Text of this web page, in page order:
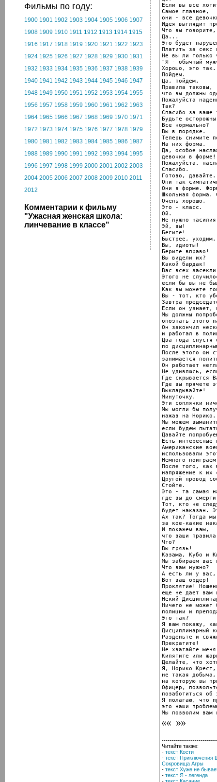
Фильмы по году:
1900 1901 1902 1903 1904 1905 1906 1907
1908 1909 1910 1911 1912 1913 1914 1915
1916 1917 1918 1919 1920 1921 1922 1923
1924 1925 1926 1927 1928 1929 1930 1931
1932 1933 1934 1935 1936 1937 1938 1939
1940 1941 1942 1943 1944 1945 1946 1947
1948 1949 1950 1951 1952 1953 1954 1955
1956 1957 1958 1959 1960 1961 1962 1963
1964 1965 1966 1967 1968 1969 1970 1971
1972 1973 1974 1975 1976 1977 1978 1979
1980 1981 1982 1983 1984 1985 1986 1987
1988 1989 1990 1991 1992 1993 1994 1995
1996 1997 1998 1999 2000 2001 2002 2003
2004 2005 2006 2007 2008 2009 2010 2011
2012
Комментарии к фильму
"Ужасная женская школа:
линчевание в классе"
Если вы все
Самое главное,
они - все
Идея выглядит
Что вы говорите,
Да...
Это будет
Платить за секс
Не вы ли только
"Я - обычный
Хорошо, это так.
Пойдем.
Да, пойдем.
Правила таковы,
что вы должны
Пожалуйста
Так?
Спасибо за ваше
Будьте
Все нормально?
Вы в порядке.
Теперь снимите
На них форма.
Да, особое
девочки в форме!
Пожалуйста,
Спасибо.
Готово, давайте.
Они так
Они в форме.
Школьная форма.
Очень хорошо.
Это - класс.
Ой.
Не нужно
Эй, вы!
Бегите!
Быстрее,
Вы, идиоты!
Берите вправо!
Вы видели их?
Какой бардак!
Вас всех
Этого не
если бы вы не
Как вы можете
Вы - тот, кто
Завтра
Если он узнает,
Мы должны
опознать этого
Он закончил
и работал в
Два года спустя
по
После этого он
занимается
Он работает
Не удивлюсь,
Где скрывается
Где вы прячете
Выкладывайте!
Минуточку.
Эти соплячки
Мы могли бы
нажав на Норико.
Мы можем
если будем
Давайте
Есть интересные
Американские
использовали
Немного
После того, как
напряжение к их
Другой провод
Стойте.
Это - та самая
где вы до
Тот, кто не
будет наказан.
Ах так? Тогда
за кое-какие
И покажем вам,
что ваши
Что?
Вы грязь!
Казама, Кубо и
Мы забираем вас
Что вам нужно?
А есть ли у вас,
Вот ваш ордер!
Проклятие!
еще не дает вам
Некий
Ничего не может
полиции и
Это так?
Я вам покажу,
Дисциплинарный
Разденьте и
Прекратите!
Не хватайте
Кипятите или
Делайте, что
Я, Норико Крест,
не такая добыча,
на которую вы
Офицер,
позаботиться об
Я полагаю, что
это наши
Мы позволим вам
Читайте также:
- текст Кости
- текст Приключения
Сокровища Агры
- текст Хуже не
- текст Я - легенда
- текст Касание